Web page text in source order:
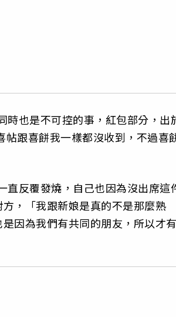
時也是不可控的事，紅包部分，出
跟喜餅我一樣都沒收到，不過喜
直反覆發燒，自己也因為沒出席這
，「我跟新娘是真的不是那麼熟
因為我們有共同的朋友，所以才